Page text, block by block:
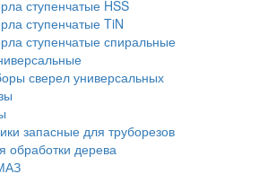
ступенчатые HSS
ступенчатые TiN
ступенчатые спиральные
сверел универсальных
запасные для труборезов
обработки дерева